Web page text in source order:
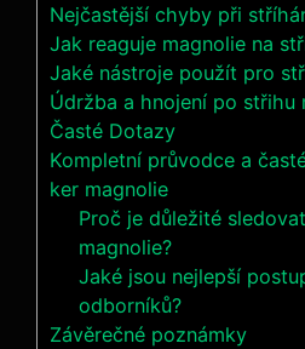
Nejčastější chyby při
Jak reaguje‌ magnolie na‍
Jaké nástroje ⁣použít pro
Údržba ‍a hnojení po ‌střihu
Časté ⁤Dotazy
Kompletní průvodce a
ker magnolie
Proč je důležité
magnolie?
Jaké jsou nejlepší
odborníků?
Závěrečné poznámky